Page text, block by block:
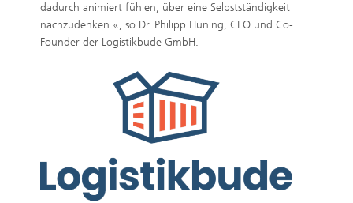
dadurch animiert fühlen, über eine Selbstständigkeit
nachzudenken.«, so Dr. Philipp Hüning, CEO und Co-
Founder der Logistikbude GmbH.